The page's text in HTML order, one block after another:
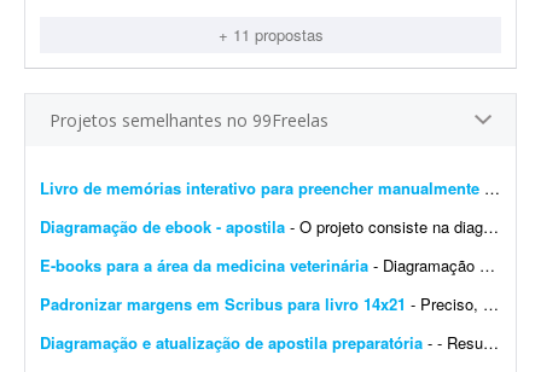
+ 11 propostas
Projetos semelhantes no 99Freelas
Livro de memórias interativo para preencher manualmente
Diagramação de ebook - apostila - O projeto consiste na diagramação de um ebook/livro digital (apostila) * Estimativa de páginas: Entre 30 e 50 páginas (máximo). * Referências visuais: Ser...
E-books para a área da medicina veterinária - Diagramação de e-books. Tenho uma esteira quase finalizada. O texto dos e-books já foi concluído, mas o material precisa passar pela diagramação.
Padronizar margens em Scribus para livro 14x21 - Preciso, com urgência, que um arquivo seja padronizado nas margens no Scribus para livro, formato 14x21, sangria de 5 mm e marcas de corte. Prazo: até amanhã às 14:00. T...
Diagramação e atualização de apostila preparatória - - Resumo do Projeto Buscamos um(a) diagramador(a) para atualizar uma apostila preparatória para certificação financeira (C-Pro I) com base na nova versão do programa. O ...